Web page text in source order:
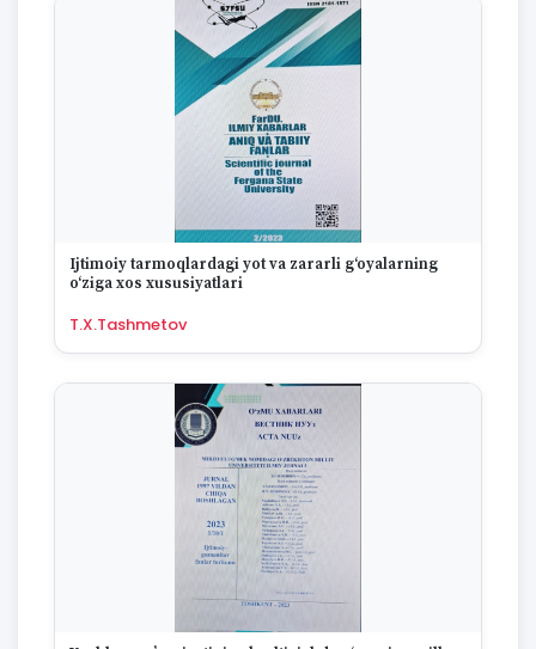
Ijtimoiy tarmoqlardagi yot va zararli g‘oyalarning
o‘ziga xos xususiyatlari
T.X.Tashmetov